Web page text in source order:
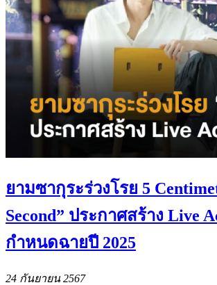
ยามซากุระร่วงโรย 5
Second” ประกาศสร้าง Live
กำหนดฉายปี 2025
24 กันยายน 2567